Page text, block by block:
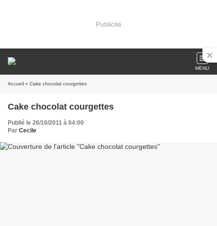
Publicité
MENU
Accueil » Cake chocolat courgettes
Cake chocolat courgettes
Publié le 26/10/2011 à 04:00
Par Cecile